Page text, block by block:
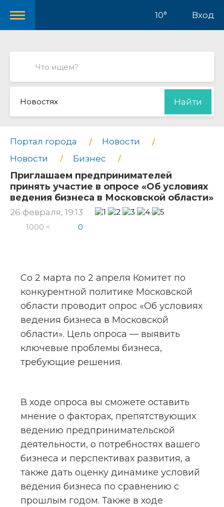
10° Вход
Новостях Найти
Портал города
Новости
Новости
Бизнес
Приглашаем предпринимателей
принять участие в опросе «Об условиях
ведения бизнеса в Московской области»
26 февраля, 19:13
1000 < 0
Со 2 марта по 2 апреля Комитет по
конкурентной политике Московской
области проводит опрос «Об условиях
ведения бизнеса в Московской
области». Цель опроса — выявить
ключевые проблемы бизнеса,
требующие решения.
В ходе опроса вы сможете оставить
мнение о факторах, препятствующих
ведению предпринимательской
деятельности, о потребностях вашего
бизнеса и перспективах развития, а
также дать оценку динамике условий
ведения бизнеса по сравнению с
прошлым годом. Также в ходе